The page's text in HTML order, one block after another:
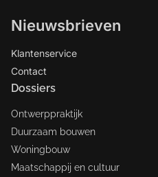
Nieuwsbrieven
Klantenservice
Contact
Dossiers
Ontwerppraktijk
Duurzaam bouwen
Woningbouw
Maatschappij en cultuur